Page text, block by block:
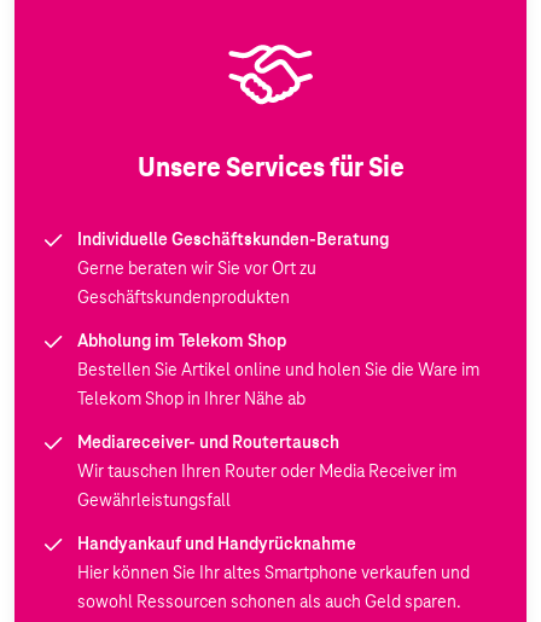
Unsere Services für Sie
Individuelle Geschäftskunden-Beratung
Gerne beraten wir Sie vor Ort zu
Geschäftskundenprodukten
Abholung im Telekom Shop
Bestellen Sie Artikel online und holen Sie die Ware im
Telekom Shop in Ihrer Nähe ab
Mediareceiver- und Routertausch
Wir tauschen Ihren Router oder Media Receiver im
Gewährleistungsfall
Handyankauf und Handyrücknahme
Hier können Sie Ihr altes Smartphone verkaufen und
sowohl Ressourcen schonen als auch Geld sparen.